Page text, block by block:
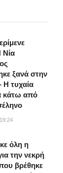
Νία
ξανά στην
Η τυχαία
κάτω από
όλη η
την νεκρή
βρέθηκε